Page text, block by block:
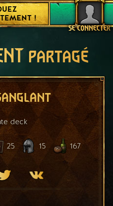
SE CONNECTER
!
partagé
deck
25 15 167